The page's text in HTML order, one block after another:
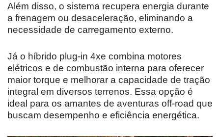
Além disso, o sistema recupera energia durante
a frenagem ou desaceleração, eliminando a
necessidade de carregamento externo.
Já o híbrido plug-in 4xe combina motores
elétricos e de combustão interna para oferecer
maior torque e melhorar a capacidade de tração
integral em diversos terrenos. Essa opção é
ideal para os amantes de aventuras off-road que
buscam desempenho e eficiência energética.